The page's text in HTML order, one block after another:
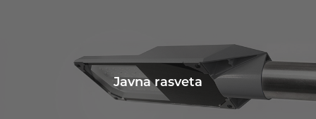
Javna rasveta